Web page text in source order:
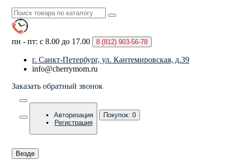
пн - пт: с 8.00 до 17.00 8 (812) 903-56-78
г. Санкт-Петербург, ул. Кантемировская, д.39
info@cherrymom.ru
Заказать обратный звонок
Авторизация
Регистрация
Покупок: 0
Везде